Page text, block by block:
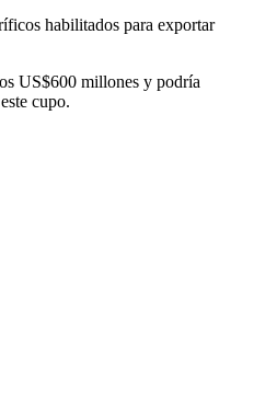
habilitados para exportar
US$600 millones y podría
cupo.